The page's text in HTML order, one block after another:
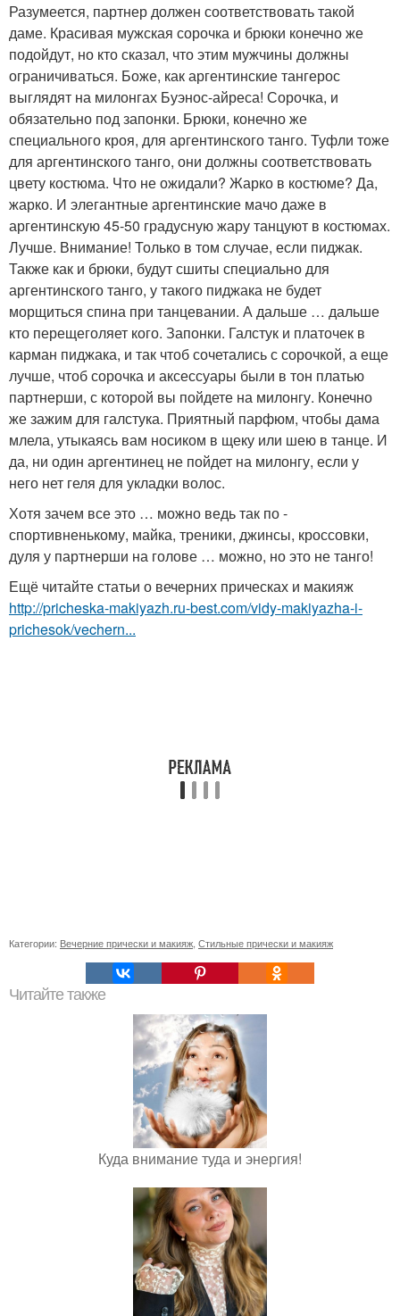
Разумеется, партнер должен соответствовать такой
даме. Красивая мужская сорочка и брюки конечно же
подойдут, но кто сказал, что этим мужчины должны
ограничиваться. Боже, как аргентинские тангерос
выглядят на милонгах Буэнос-айреса! Сорочка, и
обязательно под запонки. Брюки, конечно же
специального кроя, для аргентинского танго. Туфли тоже
для аргентинского танго, они должны соответствовать
цвету костюма. Что не ожидали? Жарко в костюме? Да,
жарко. И элегантные аргентинские мачо даже в
аргентинскую 45-50 градусную жару танцуют в костюмах.
Лучше. Внимание! Только в том случае, если пиджак.
Также как и брюки, будут сшиты специально для
аргентинского танго, у такого пиджака не будет
морщиться спина при танцевании. А дальше … дальше
кто перещеголяет кого. Запонки. Галстук и платочек в
карман пиджака, и так чтоб сочетались с сорочкой, а еще
лучше, чтоб сорочка и аксессуары были в тон платью
партнерши, с которой вы пойдете на милонгу. Конечно
же зажим для галстука. Приятный парфюм, чтобы дама
млела, утыкаясь вам носиком в щеку или шею в танце. И
да, ни один аргентинец не пойдет на милонгу, если у
него нет геля для укладки волос.
Хотя зачем все это … можно ведь так по -
спортивненькому, майка, треники, джинсы, кроссовки,
дуля у партнерши на голове … можно, но это не танго!
Ещё читайте статьи о вечерних прическах и макияж
http://pricheska-makiyazh.ru-best.com/vidy-makiyazha-i-
prichesok/vechern...
Категории: Вечерние прически и макияж Стильные прически и макияж
Читайте также
Куда внимание туда и энергия!